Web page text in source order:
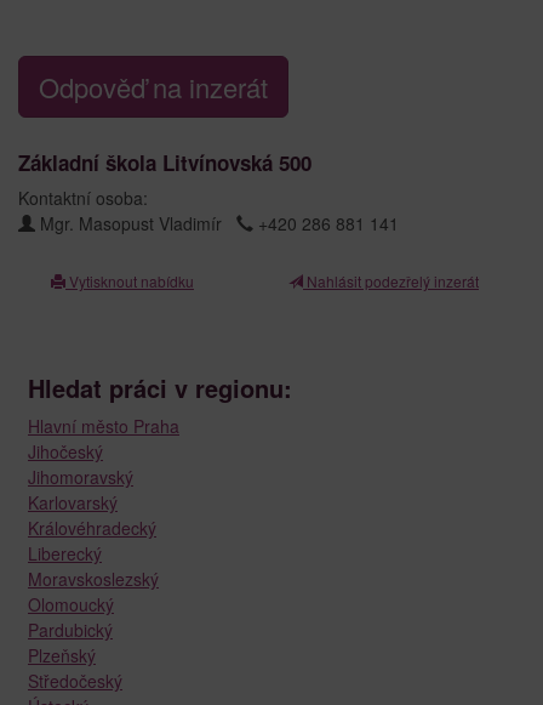
Odpověď na inzerát
Základní škola Litvínovská 500
Kontaktní osoba:
Mgr. Masopust Vladimír
+420 286 881 141
Vytisknout nabídku Nahlásit podezřelý inzerát
Hledat práci v regionu:
Hlavní město Praha
Jihočeský
Jihomoravský
Karlovarský
Královéhradecký
Liberecký
Moravskoslezský
Olomoucký
Pardubický
Plzeňský
Středočeský